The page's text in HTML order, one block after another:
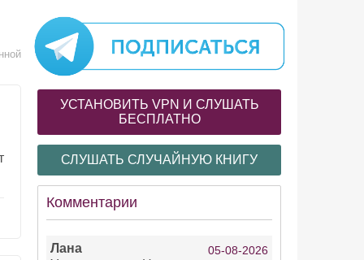
УСТАНОВИТЬ VPN И СЛУШАТЬ
БЕСПЛАТНО
СЛУШАТЬ СЛУЧАЙНУЮ КНИГУ
Комментарии
Лана 05-08-2026